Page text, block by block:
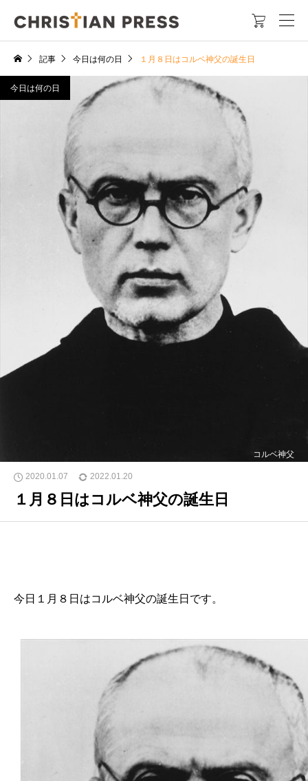

記事 今日は何の日 １月８日はコルベ神父の誕生日
コルベ神父
今日は何の日
2020.01.07 2022.01.20
１月８日はコルベ神父の誕生日
今日１月８日はコルベ神父の誕生日です。